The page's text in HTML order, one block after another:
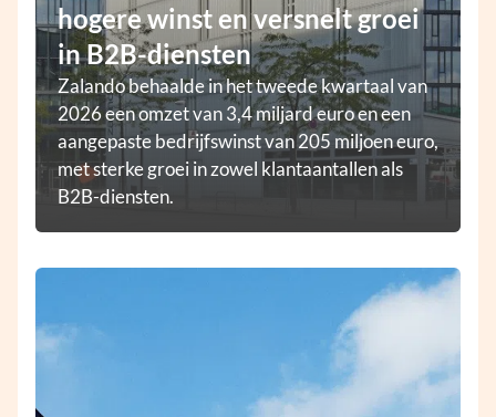
hogere winst en versnelt groei
in B2B-diensten
Zalando behaalde in het tweede kwartaal van
2026 een omzet van 3,4 miljard euro en een
aangepaste bedrijfswinst van 205 miljoen euro,
met sterke groei in zowel klantaantallen als
B2B-diensten.